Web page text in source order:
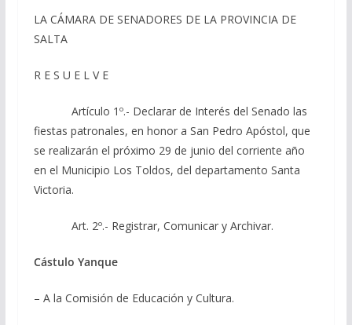
LA CÁMARA DE SENADORES DE LA PROVINCIA DE
SALTA
R E S U E L V E
Artículo 1º.- Declarar de Interés del Senado las
fiestas patronales, en honor a San Pedro Apóstol, que
se realizarán el próximo 29 de junio del corriente año
en el Municipio Los Toldos, del departamento Santa
Victoria.
Art. 2º.- Registrar, Comunicar y Archivar.
Cástulo Yanque
– A la Comisión de Educación y Cultura.